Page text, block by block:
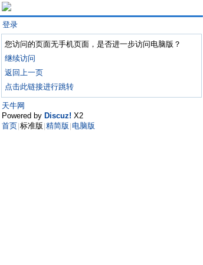
登录
您访问的页面无手机页面，是否进一步访问电脑版？
继续访问
返回上一页
点击此链接进行跳转
天牛网
Powered by Discuz! X2
首页 标准版 精简版 电脑版